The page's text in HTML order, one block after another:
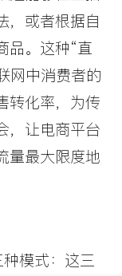
阅读：
，或者根据自
品。这种“直
网中消费者的
转化率，为传
，让电商平台
量最大限度地
模式：这三